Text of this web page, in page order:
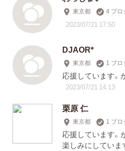
東京都 4 プロ
2023/07/21 17:50
DJAOR*
東京都 1 プロ
応援しています。
2023/07/21 14:13
栗原 仁
東京都 1 プロ
応援しています。
楽しみにしていま